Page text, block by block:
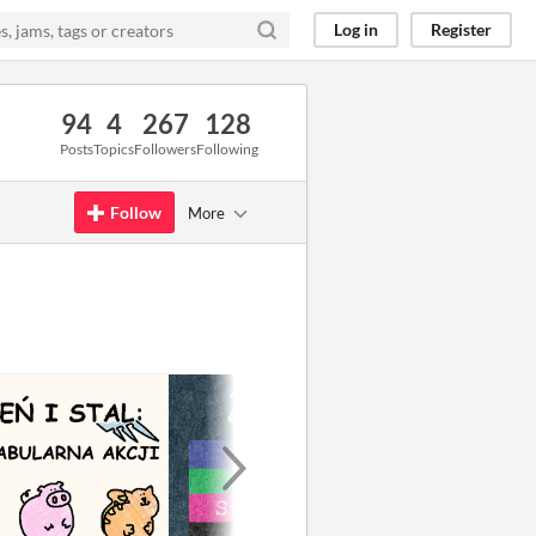
Log in Register
94
Posts
4
Topics
267
Followers
128
Following
Follow More